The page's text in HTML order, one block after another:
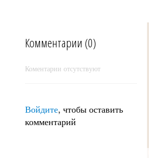
В цирке...
Комментарии (0)
Коментарии отсутствуют
Войдите, чтобы оставить
комментарий